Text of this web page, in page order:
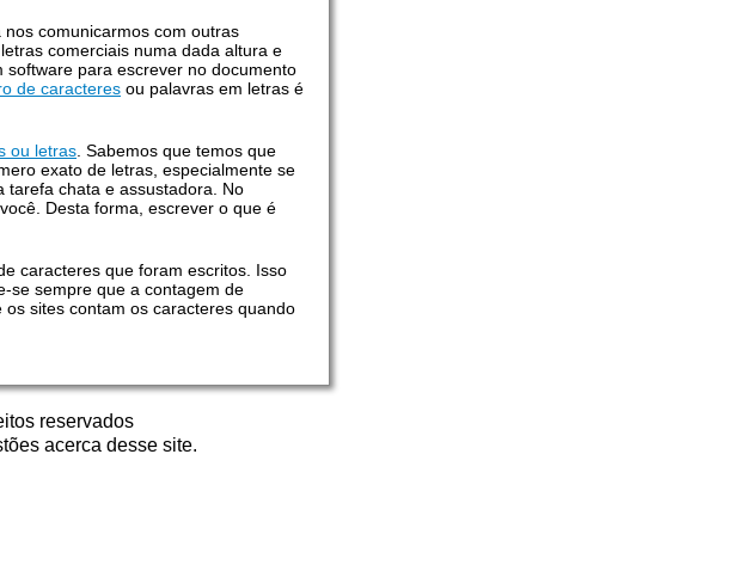
comunicarmos com outras
comerciais numa dada altura e
software para escrever no documento
de caracteres ou palavras em letras é
ou letras . Sabemos que temos que
exato de letras, especialmente se
tarefa chata e assustadora. No
Desta forma, escrever o que é
caracteres que foram escritos. Isso
se sempre que a contagem de
sites contam os caracteres quando
reservados
acerca desse site.